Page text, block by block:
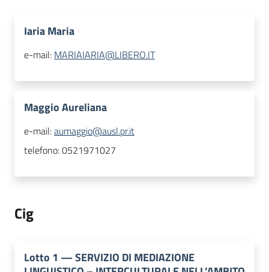
Iaria Maria
e-mail: MARIAIARIA@LIBERO.IT
Maggio Aureliana
e-mail:aumaggio@ausl.pr.it
telefono:0521971027
Cig
Lotto 1 —SERVIZIO DI MEDIAZIONE